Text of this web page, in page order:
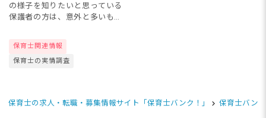
の様子を知りたいと思っている
保護者の方は、意外と多いもの
伝えるにはどうしたらいいかと
悩んでいる保育士さんもいるの
保育士関連情報
保育士の実情調査
保育士の求人・転職・募集情報サイト「保育士バンク！」 保育士バン